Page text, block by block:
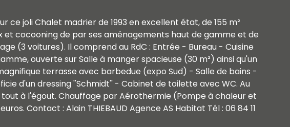
joli Chalet madrier de 1993 en excellent état, de 155 m²
cocooning de par ses aménagements haut de gamme et de
(3 voitures). Il comprend au RdC : Entrée - Bureau - Cuisine
ouverte sur Salle à manger spacieuse (30 m²) ainsi qu'un
terrasse avec barbedue (expo Sud) - Salle de bains -
d'un dressing ''Schmidt'' - Cabinet de toilette avec WC. Au
à l'égout. Chauffage par Aérothermie (Pompe à chaleur et
Contact : Alain THIEBAUD Agence AS Habitat Tél : 06 84 11